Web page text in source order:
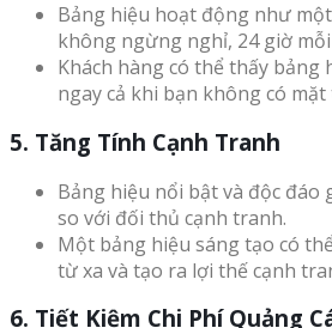
Bảng hiệu hoạt động như
không ngừng nghỉ, 24 giờ
Khách hàng có thể thấy bảng
ngay cả khi bạn không có mặt
5. Tăng Tính Cạnh Tranh
Bảng hiệu nổi bật và độc đáo
so với đối thủ cạnh tranh.
Một bảng hiệu sáng tạo có
từ xa và tạo ra lợi thế cạnh
6. Tiết Kiệm Chi Phí Quảng